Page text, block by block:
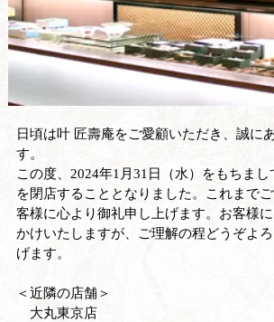
日頃は叶 匠壽庵をご愛顧いただき、誠に
す。
この度、2024年1月31日（水）をもちま
を閉店することとなりました。これまで
客様に心より御礼申し上げます。お客様
かけいたしますが、ご理解の程どうぞよ
げます。
＜近隣の店舗＞
大丸東京店